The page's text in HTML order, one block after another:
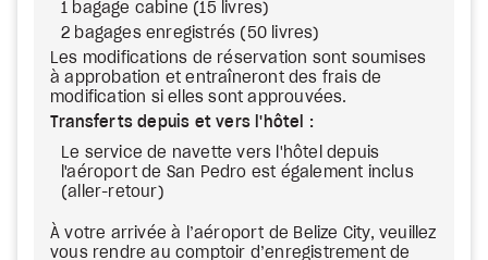
1 bagage cabine (15 livres)
2 bagages enregistrés (50 livres)
Les modifications de réservation sont soumises
à approbation et entraîneront des frais de
modification si elles sont approuvées.
Transferts depuis et vers l'hôtel :
Le service de navette vers l'hôtel depuis
l'aéroport de San Pedro est également inclus
(aller-retour)
À votre arrivée à l’aéroport de Belize City, veuillez
vous rendre au comptoir d’enregistrement de